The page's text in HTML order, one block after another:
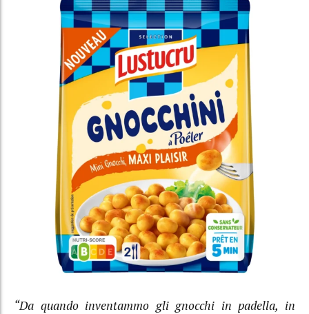
“Da quando inventammo gli gnocchi in padella, in